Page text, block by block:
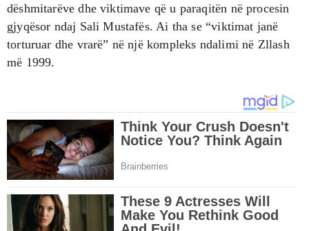
dëshmitarëve dhe viktimave që u paraqitën në procesin
gjyqësor ndaj Sali Mustafës. Ai tha se “viktimat janë
torturuar dhe vrarë” në një kompleks ndalimi në Zllash
më 1999.